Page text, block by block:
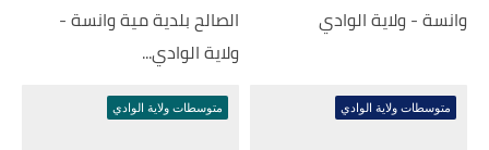
وانسة - ولاية الوادي
الصالح بلدية مية وانسة -
ولاية الوادي...
متوسطات ولاية الوادي متوسطات ولاية الوادي